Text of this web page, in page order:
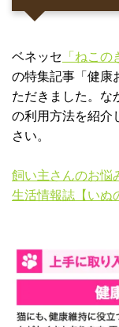
ベネッセ 「ねこの
の特集記事「健康
ただきました。な
の利用方法を紹介
さい。
飼い主さんのお悩
生活情報誌【いぬ